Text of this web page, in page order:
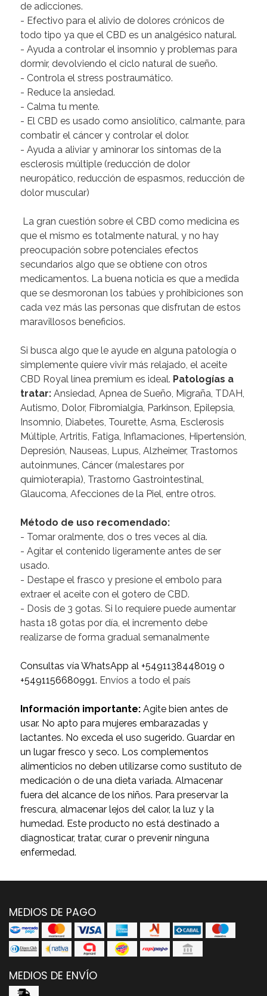
de adicciones.
- Efectivo para el alivio de dolores crónicos de
todo tipo ya que el CBD es un analgésico natural.
- Ayuda a controlar el insomnio y problemas para
dormir, devolviendo el ciclo natural de sueño.
- Controla el stress postraumático.
- Reduce la ansiedad.
- Calma tu mente.
- El CBD es usado como ansiolítico, calmante, para
combatir el cáncer y controlar el dolor.
- Ayuda a aliviar y aminorar los síntomas de la
esclerosis múltiple (reducción de dolor
neuropático, reducción de espasmos, reducción de
dolor muscular)
La gran cuestión sobre el CBD como medicina es
que el mismo es totalmente natural, y no hay
preocupación sobre potenciales efectos
secundarios algo que se obtiene con otros
medicamentos. La buena noticia es que a medida
que se desmoronan los tabúes y prohibiciones son
cada vez más las personas que disfrutan de estos
maravillosos beneficios.
Si busca algo que le ayude en alguna patología o
simplemente quiere vivir más relajado, el aceite
CBD Royal línea premium es ideal. Patologías a
tratar:Ansiedad, Apnea de Sueño, Migraña, TDAH,
Autismo, Dolor, Fibromialgia, Parkinson, Epilepsia,
Insomnio, Diabetes, Tourette, Asma, Esclerosis
Múltiple, Artritis, Fatiga, Inflamaciones, Hipertensión,
Depresión, Nauseas, Lupus, Alzheimer, Trastornos
autoinmunes, Cáncer (malestares por
quimioterapia), Trastorno Gastrointestinal,
Glaucoma, Afecciones de la Piel, entre otros.
Método de uso recomendado:
- Tomar oralmente, dos o tres veces al día.
- Agitar el contenido ligeramente antes de ser
usado.
- Destape el frasco y presione el embolo para
extraer el aceite con el gotero de CBD.
- Dosis de 3 gotas. Si lo requiere puede aumentar
hasta 18 gotas por día, el incremento debe
realizarse de forma gradual semanalmente
Consultas vía WhatsApp al +5491138448019 o
+5491156680991. Envíos a todo el país
Información importante:Agite bien antes de
usar. No apto para mujeres embarazadas y
lactantes. No exceda el uso sugerido. Guardar en
un lugar fresco y seco. Los complementos
alimenticios no deben utilizarse como sustituto de
medicación o de una dieta variada. Almacenar
fuera del alcance de los niños. Para preservar la
frescura, almacenar lejos del calor, la luz y la
humedad. Este producto no está destinado a
diagnosticar, tratar, curar o prevenir ninguna
enfermedad.
MEDIOS DE PAGO
MEDIOS DE ENVÍO